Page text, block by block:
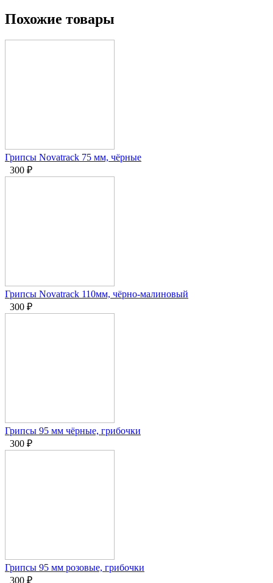
Похожие товары
Грипсы Novatrack 75 мм, чёрные
300 ₽
Грипсы Novatrack 110мм, чёрно-малиновый
300 ₽
Грипсы 95 мм чёрные, грибочки
300 ₽
Грипсы 95 мм розовые, грибочки
300 ₽